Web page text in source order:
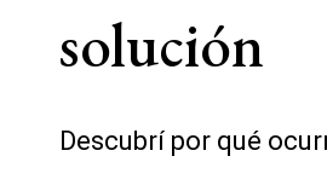
solución
Descubrí por qué